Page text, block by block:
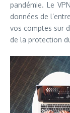
pandémie. Le
données de
vos comptes sur
de la protection